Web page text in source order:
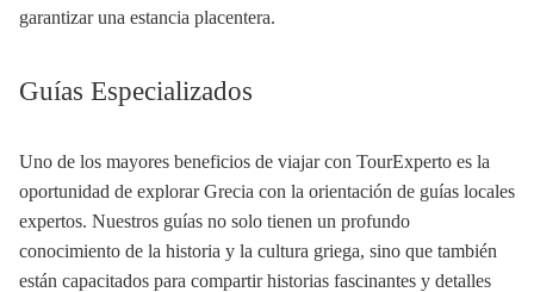
garantizar una estancia placentera.
Guías Especializados
Uno de los mayores beneficios de viajar con TourExperto es la
oportunidad de explorar Grecia con la orientación de guías locales
expertos. Nuestros guías no solo tienen un profundo
conocimiento de la historia y la cultura griega, sino que también
están capacitados para compartir historias fascinantes y detalles